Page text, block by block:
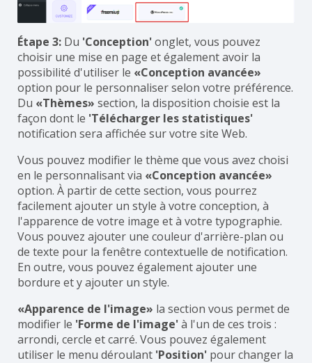
Étape 3: Du 'Conception'onglet, vous pouvez
choisir une mise en page et également avoir la
possibilité d'utiliser le «Conception avancée»
option pour le personnaliser selon votre préférence.
Du «Thèmes» section, la disposition choisie est la
façon dont le 'Télécharger les statistiques'
notification sera affichée sur votre site Web.
Vous pouvez modifier le thème que vous avez choisi
en le personnalisant via «Conception avancée»
option. À partir de cette section, vous pourrez
facilement ajouter un style à votre conception, à
l'apparence de votre image et à votre typographie.
Vous pouvez ajouter une couleur d'arrière-plan ou
de texte pour la fenêtre contextuelle de notification.
En outre, vous pouvez également ajouter une
bordure et y ajouter un style.
«Apparence de l'image» la section vous permet de
modifier le 'Forme de l'image'à l'un de ces trois :
arrondi, cercle et carré. Vous pouvez également
utiliser le menu déroulant 'Position' pour changer la